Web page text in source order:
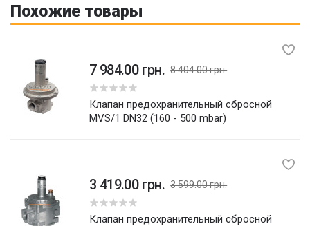
Похожие товары
7 984.00 грн. 8 404.00 грн.
Клапан предохранительный сбросной
MVS/1 DN32 (160 - 500 mbar)
3 419.00 грн. 3 599.00 грн.
Клапан предохранительный сбросной